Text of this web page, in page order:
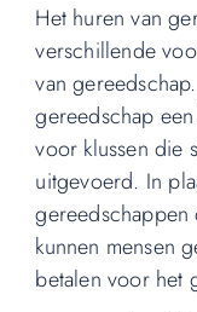
Het huren van
verschillende
van
gereedschap
voor klussen die
uitgevoerd. In
kunnen mensen
betalen voor het